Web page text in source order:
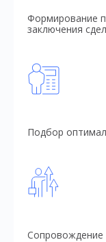
Формирование
заключения
Подбор
Сопровождение